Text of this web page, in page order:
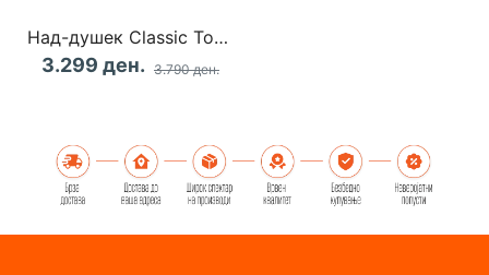
Над-душек Classic Toper 160x200x3cm
3.299 ден. 3.790 ден.